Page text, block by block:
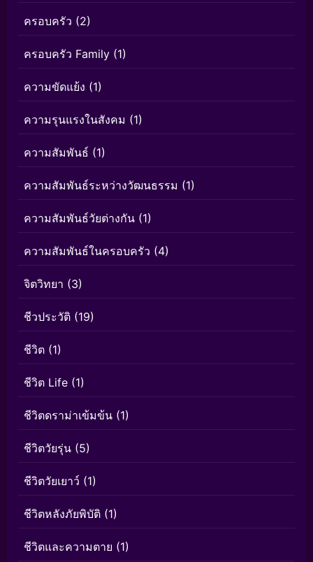
ครอบครัว (2)
ครอบครัว Family (1)
ความขัดแย้ง (1)
ความรุนแรงในสังคม (1)
ความสัมพันธ์ (1)
ความสัมพันธ์ระหว่างวัฒนธรรม (1)
ความสัมพันธ์วัยต่างกัน (1)
ความสัมพันธ์ในครอบครัว (4)
จิตวิทยา (3)
ชีวประวัติ (19)
ชีวิต (1)
ชีวิต Life (1)
ชีวิตดราม่าเข้มข้น (1)
ชีวิตวัยรุ่น (5)
ชีวิตวัยเยาว์ (1)
ชีวิตหลังภัยพิบัติ (1)
ชีวิตและความตาย (1)